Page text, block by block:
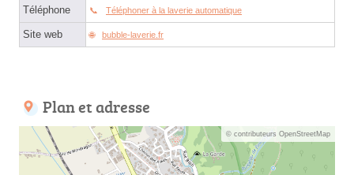
Téléphone Téléphoner à la laverie automatique
Site web bubble-laverie.fr
Plan et adresse
© contributeurs OpenStreetMap